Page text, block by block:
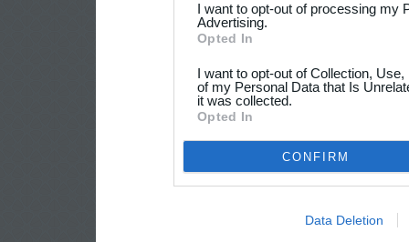
I want to opt-out of processing my
Advertising.
Opted In
I want to opt-out of Collection,
of my Personal Data that Is
it was collected.
Opted In
CONFIRM
Data Deletion